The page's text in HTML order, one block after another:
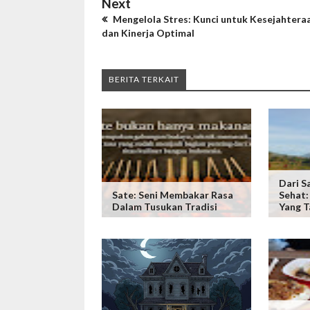
Mengelola Stres: Kunci untuk
dan Kinerja Optimal
BERITA TERKAIT
Sate: Seni Membakar Rasa
Dalam Tusukan Tradisi
Dari
Yang